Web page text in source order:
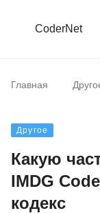
CoderNet
Главная
Другое
Какую
IMDG
кодекс